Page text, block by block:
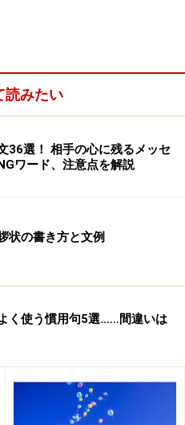
ること。
）」
くいい加減であったりする
読みたい
36選！ 相手の心に残るメッセ
ワード、注意点を解説
状の書き方と文例
く使う慣用句5選……間違いは